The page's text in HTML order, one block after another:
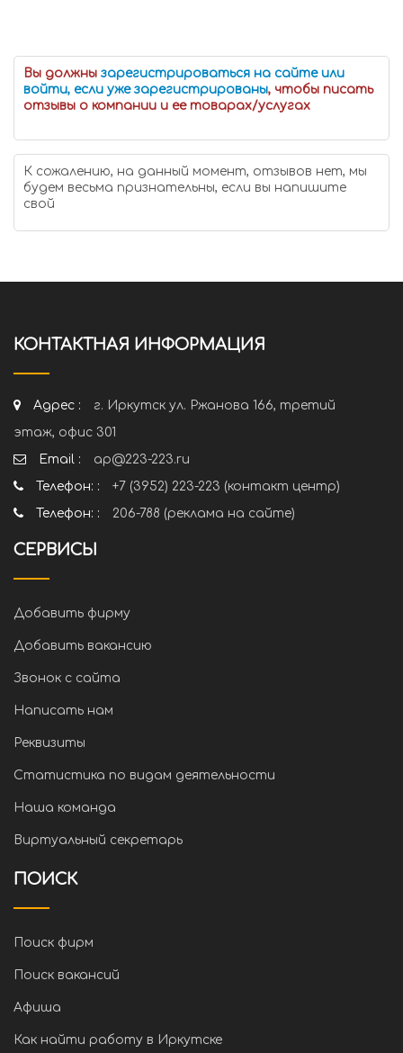
Вы должны зарегистрироваться на сайте или
войти, если уже зарегистрированы, чтобы писать
отзывы о компании и ее товарах/услугах
К сожалению, на данный момент, отзывов нет, мы
будем весьма признательны, если вы напишите
свой
КОНТАКТНАЯ ИНФОРМАЦИЯ
Адрес :
г. Иркутск ул. Ржанова 166, третий
этаж, офис 301
Email :
ap@223-223.ru
Телефон: :
+7 (3952) 223-223 (контакт центр)
Телефон: :
206-788 (реклама на сайте)
СЕРВИСЫ
Добавить фирму
Добавить вакансию
Звонок с сайта
Написать нам
Реквизиты
Статистика по видам деятельности
Наша команда
Виртуальный секретарь
ПОИСК
Поиск фирм
Поиск вакансий
Афиша
Как найти работу в Иркутске